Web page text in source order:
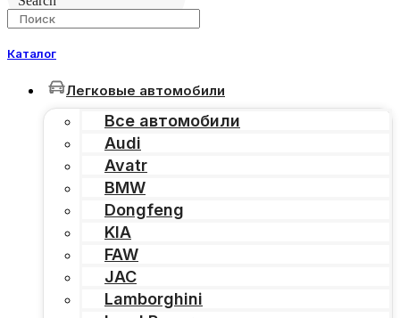
Каталог
Легковые автомобили
Все автомобили
Audi
Avatr
BMW
Dongfeng
KIA
FAW
JAC
Lamborghini